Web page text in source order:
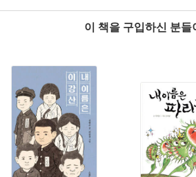
이 책을 구입하신 분